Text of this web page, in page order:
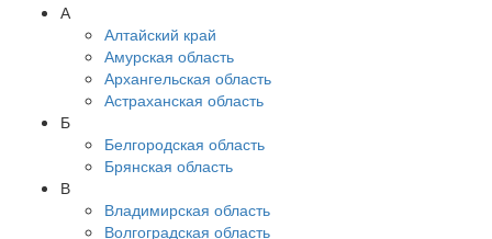
А
Алтайский край
Амурская область
Архангельская область
Астраханская область
Б
Белгородская область
Брянская область
В
Владимирская область
Волгоградская область